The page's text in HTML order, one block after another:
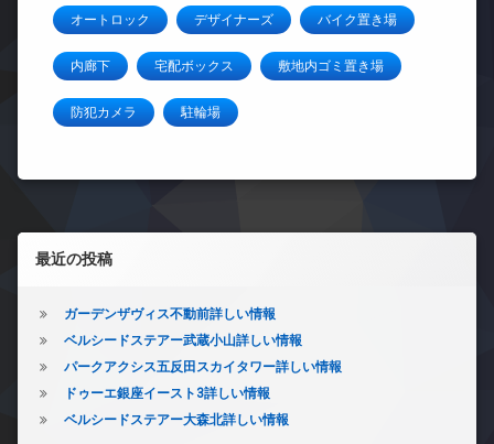
オートロック デザイナーズ バイク置き場
内廊下 宅配ボックス 敷地内ゴミ置き場
防犯カメラ 駐輪場
左サイドバー
最近の投稿
ガーデンザヴィス不動前詳しい情報
ベルシードステアー武蔵小山詳しい情報
パークアクシス五反田スカイタワー詳しい情報
ドゥーエ銀座イースト3詳しい情報
ベルシードステアー大森北詳しい情報